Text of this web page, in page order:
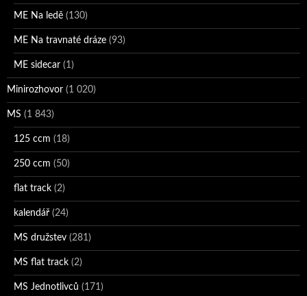
ME Na ledě (130)
ME Na travnaté dráze (93)
ME sidecar (1)
Minirozhovor (1 020)
MS (1 843)
125 ccm (18)
250 ccm (50)
flat track (2)
kalendář (24)
MS družstev (281)
MS flat track (2)
MS Jednotlivců (171)